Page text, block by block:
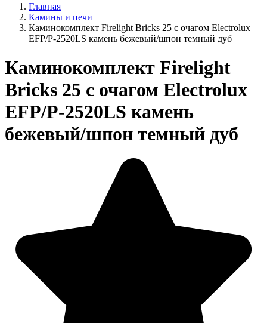
Главная
Камины и печи
Каминокомплект Firelight Bricks 25 с очагом Electrolux
EFP/P-2520LS камень бежевый/шпон темный дуб
Каминокомплект Firelight
Bricks 25 с очагом Electrolux
EFP/P-2520LS камень
бежевый/шпон темный дуб